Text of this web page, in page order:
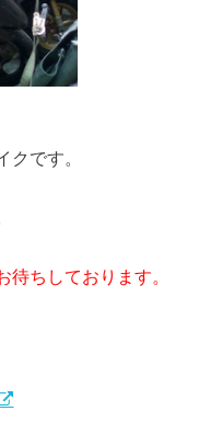
クです。
ちしております。